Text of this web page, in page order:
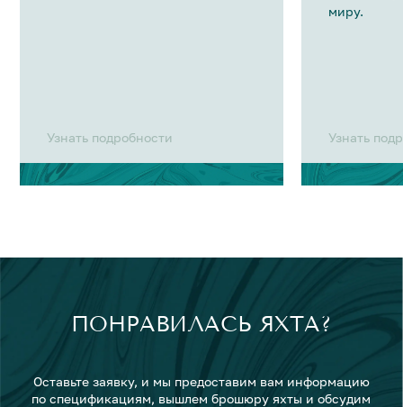
Узнать подробности
миру.
Узнать
ПОНРАВИЛАСЬ ЯХТА?
Оставьте заявку, и мы предоставим вам информацию
по спецификациям, вышлем брошюру яхты и обсудим